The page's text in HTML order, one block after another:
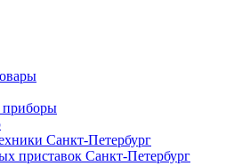
Санкт-Петербург
приставок Санкт-Петербург